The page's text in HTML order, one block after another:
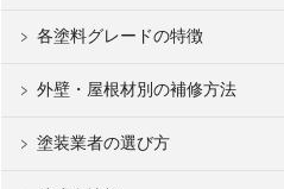
各塗料グレードの特徴
外壁・屋根材別の補修方法
塗装業者の選び方